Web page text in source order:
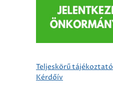
Teljeskörű tájékoztató
Kérdőív